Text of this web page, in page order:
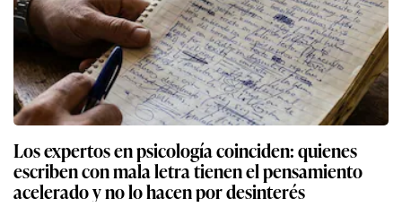
Los expertos en psicología coinciden: quienes
escriben con mala letra tienen el pensamiento
acelerado y no lo hacen por desinterés